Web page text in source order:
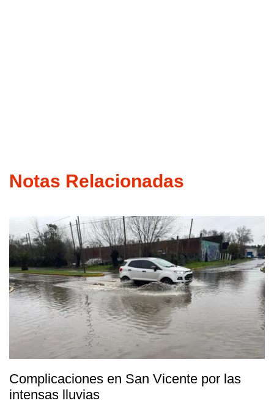
Notas Relacionadas
Complicaciones en San Vicente por las
intensas lluvias